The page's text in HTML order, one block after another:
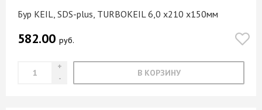
Бур KEIL, SDS-plus, TURBOKEIL 6,0 х210 х150мм
582.00 руб.
В КОРЗИНУ